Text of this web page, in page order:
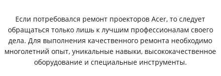
Если потребовался ремонт проекторов Acer, то следует
обращаться только лишь к лучшим профессионалам своего
дела. Для выполнения качественного ремонта необходимо
многолетний опыт, уникальные навыки, высококачественное
оборудование и специальные инструменты.